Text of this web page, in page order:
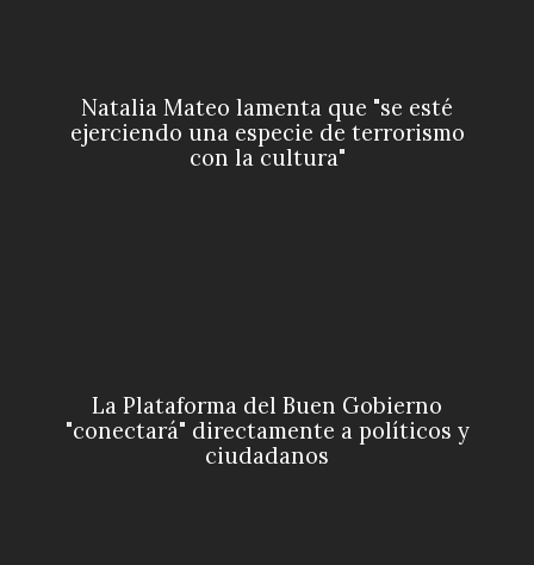
Natalia Mateo lamenta que "se esté
ejerciendo una especie de terrorismo
con la cultura"
La Plataforma del Buen Gobierno
"conectará" directamente a políticos y
ciudadanos